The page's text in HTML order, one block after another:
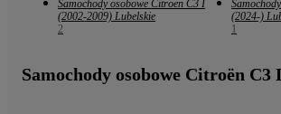
Samochody osobowe Citroën C3 I
(2002-2009) Lubelskie
2
(2024-)
1
Samochody osobowe Citroën C3